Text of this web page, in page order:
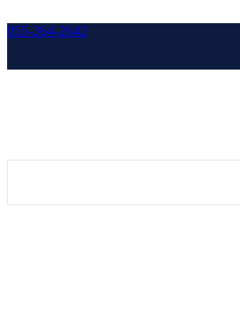
055-264-2642